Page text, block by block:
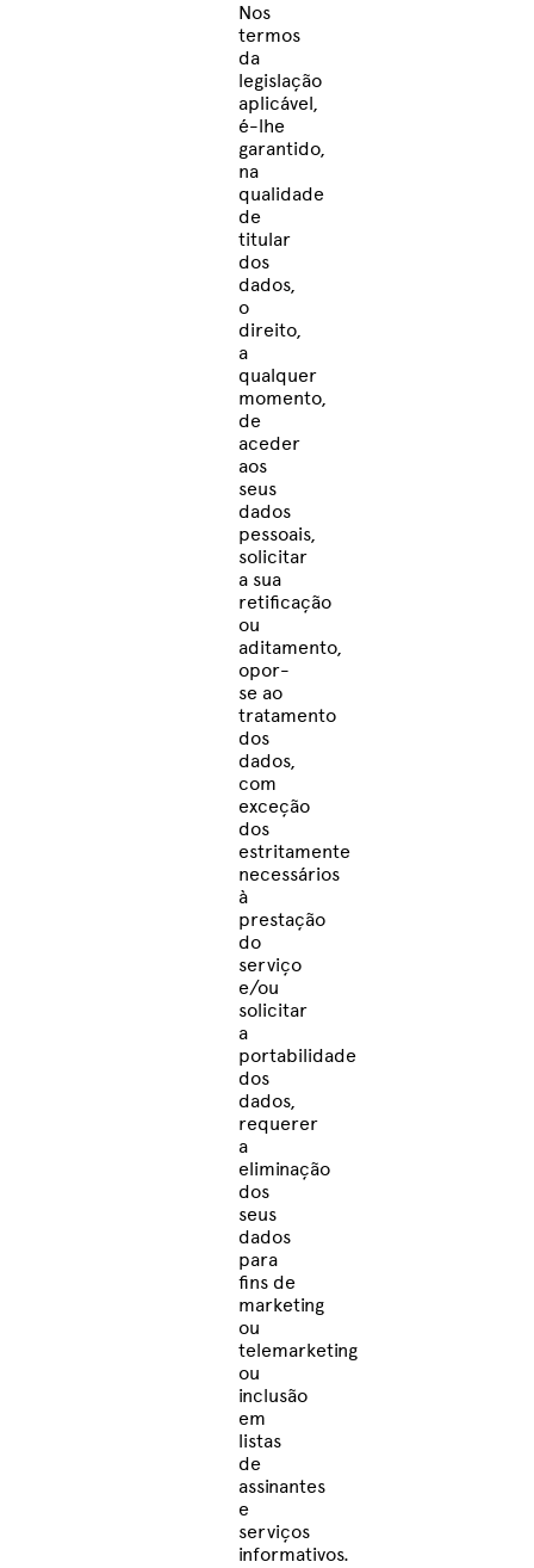
Nos
termos
da
legislação
aplicável,
é-lhe
garantido,
na
qualidade
de
titular
dos
dados,
o
direito,
a
qualquer
momento,
de
aceder
aos
seus
dados
pessoais,
solicitar
a sua
retificação
ou
aditamento,
opor-
se ao
tratamento
dos
dados,
com
exceção
dos
estritamente
necessários
à
prestação
do
serviço
e/ou
solicitar
a
portabilidade
dos
dados,
requerer
a
eliminação
dos
seus
dados
para
fins de
marketing
ou
telemarketing
ou
inclusão
em
listas
de
assinantes
e
serviços
informativos.